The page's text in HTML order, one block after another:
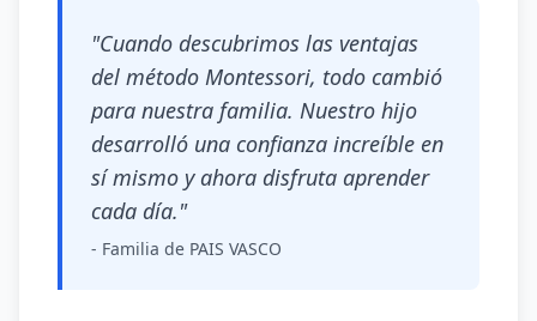
"Cuando descubrimos las ventajas
del método Montessori, todo cambió
para nuestra familia. Nuestro hijo
desarrolló una confianza increíble en
sí mismo y ahora disfruta aprender
cada día."
- Familia de PAIS VASCO